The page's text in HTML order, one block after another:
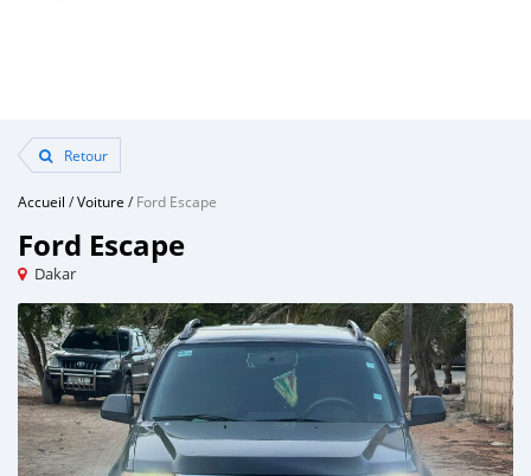
Retour
Accueil /Voiture /Ford Escape
Ford Escape
Dakar